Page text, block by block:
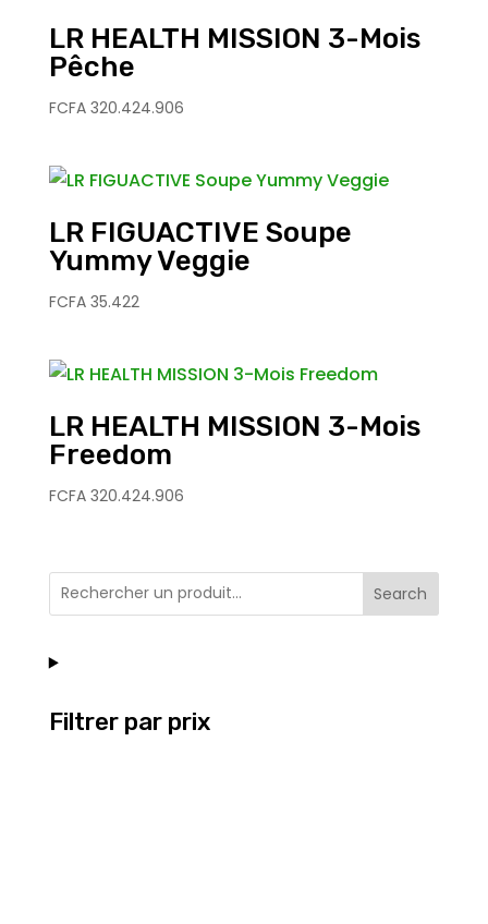
LR HEALTH MISSION 3-Mois
Pêche
FCFA320.424.906
LR FIGUACTIVE Soupe
Yummy Veggie
FCFA35.422
LR HEALTH MISSION 3-Mois
Freedom
FCFA320.424.906
Search
Filtrer par prix